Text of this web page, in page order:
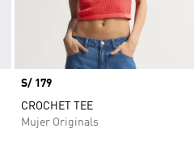
Precio
S/ 179
CROCHET TEE
Mujer Originals